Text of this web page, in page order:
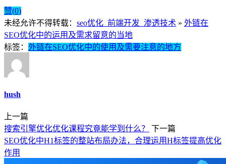
赞(0)
未经允许不得转载： seo优化_前端开发_渗透技术 » 外链在
SEO优化中的运用及需求留意的当地
标签： 外链在SEO优化中的使用及需要注意的地方
hush
上一篇
搜索引擎优化优化课程究竟能学到什么？
下一篇
SEO优化中H1标签的整站布局办法，合理运用H标签提高优化
作用